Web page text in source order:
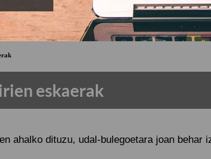
eskaerak
ahalko dituzu, udal-bulegoetara joan behar